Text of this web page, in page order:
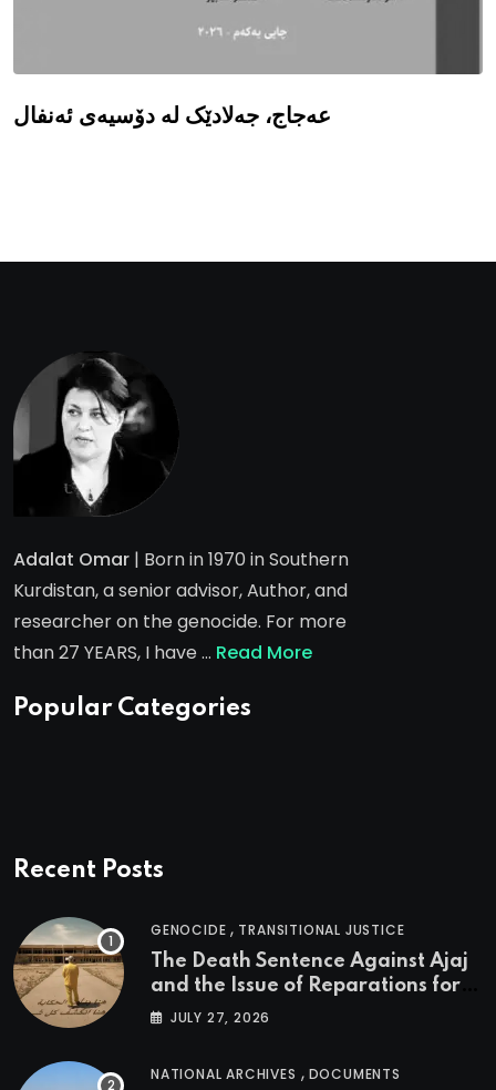
عەجاج، جەلادێک لە دۆسیەی ئەنفال
Adalat Omar | Born in 1970 in Southern
Kurdistan, a senior advisor, Author, and
researcher on the genocide. For more
than 27 YEARS, I have … Read More
Popular Categories
Recent Posts
GENOCIDE , TRANSITIONAL JUSTICE
The Death Sentence Against Ajaj
and the Issue of Reparations for
the Victims of the Kurdish
JULY 27, 2026
NATIONAL ARCHIVES , DOCUMENTS